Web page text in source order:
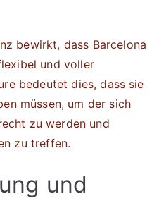
bewirkt, dass Barcelona
und voller
bedeutet dies, dass sie
müssen, um der sich
zu werden und
zu treffen.
und